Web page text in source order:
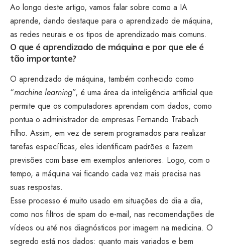
Ao longo deste artigo, vamos falar sobre como a IA
aprende, dando destaque para o aprendizado de máquina,
as redes neurais e os tipos de aprendizado mais comuns.
O que é aprendizado de máquina e por que ele é
tão importante?
O aprendizado de máquina, também conhecido como
“machine learning”, é uma área da inteligência artificial que
permite que os computadores aprendam com dados, como
pontua o administrador de empresas Fernando Trabach
Filho. Assim, em vez de serem programados para realizar
tarefas específicas, eles identificam padrões e fazem
previsões com base em exemplos anteriores. Logo, com o
tempo, a máquina vai ficando cada vez mais precisa nas
suas respostas.
Esse processo é muito usado em situações do dia a dia,
como nos filtros de spam do e-mail, nas recomendações de
vídeos ou até nos diagnósticos por imagem na medicina. O
segredo está nos dados: quanto mais variados e bem